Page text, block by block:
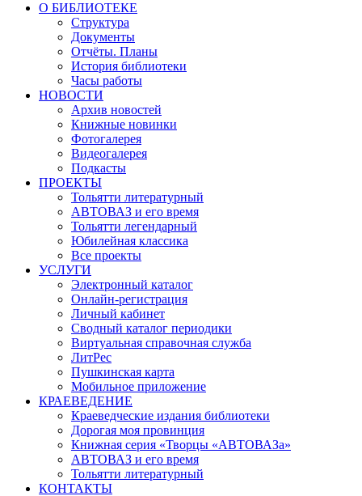
О БИБЛИОТЕКЕ
Структура
Документы
Отчёты. Планы
История библиотеки
Часы работы
НОВОСТИ
Архив новостей
Книжные новинки
Фотогалерея
Видеогалерея
Подкасты
ПРОЕКТЫ
Тольятти литературный
АВТОВАЗ и его время
Тольятти легендарный
Юбилейная классика
Все проекты
УСЛУГИ
Электронный каталог
Онлайн-регистрация
Личный кабинет
Сводный каталог периодики
Виртуальная справочная служба
ЛитРес
Пушкинская карта
Мобильное приложение
КРАЕВЕДЕНИЕ
Краеведческие издания библиотеки
Дорогая моя провинция
Книжная серия «Творцы «АВТОВАЗа»
АВТОВАЗ и его время
Тольятти литературный
КОНТАКТЫ